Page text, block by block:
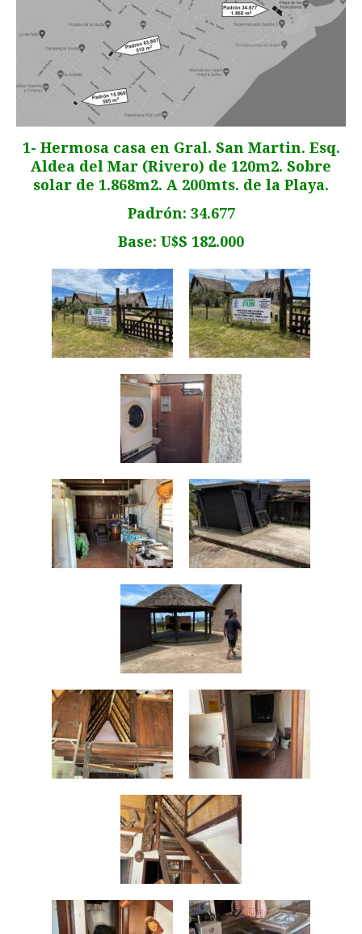
1- Hermosa casa en Gral. San Martin. Esq.
Aldea del Mar (Rivero) de 120m2. Sobre
solar de 1.868m2. A 200mts. de la Playa.
Padrón: 34.677
Base: U$S 182.000